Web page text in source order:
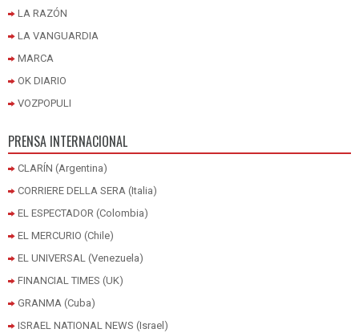
LA RAZÓN
LA VANGUARDIA
MARCA
OK DIARIO
VOZPOPULI
PRENSA INTERNACIONAL
CLARÍN (Argentina)
CORRIERE DELLA SERA (Italia)
EL ESPECTADOR (Colombia)
EL MERCURIO (Chile)
EL UNIVERSAL (Venezuela)
FINANCIAL TIMES (UK)
GRANMA (Cuba)
ISRAEL NATIONAL NEWS (Israel)